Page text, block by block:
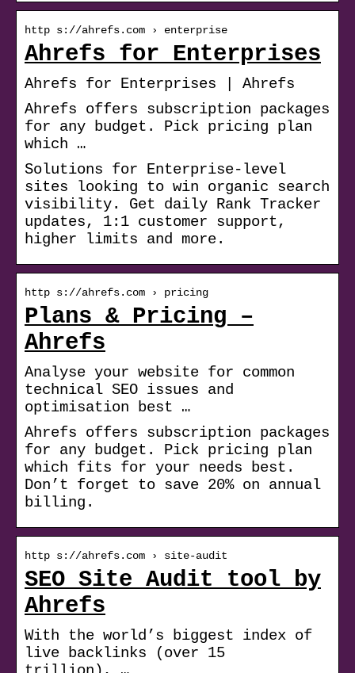
http s://ahrefs.com › enterprise
Ahrefs for Enterprises
Ahrefs for Enterprises | Ahrefs
Ahrefs offers subscription packages
for any budget. Pick pricing plan
which …
Solutions for Enterprise-level
sites looking to win organic search
visibility. Get daily Rank Tracker
updates, 1:1 customer support,
higher limits and more.
http s://ahrefs.com › pricing
Plans & Pricing –
Ahrefs
Analyse your website for common
technical SEO issues and
optimisation best …
Ahrefs offers subscription packages
for any budget. Pick pricing plan
which fits for your needs best.
Don’t forget to save 20% on annual
billing.
http s://ahrefs.com › site-audit
SEO Site Audit tool by
Ahrefs
With the world’s biggest index of
live backlinks (over 15